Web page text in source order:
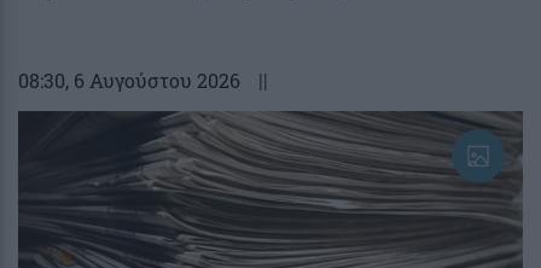
08:30, 6 Αυγούστου 2026 ||